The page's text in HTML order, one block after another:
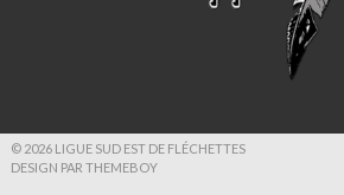
© 2026 LIGUE SUD EST DE FLÉCHETTES
DESIGN PAR THEMEBOY